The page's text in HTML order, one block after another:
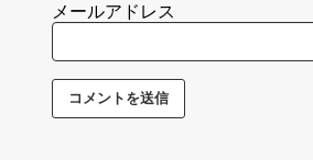
メールアドレス